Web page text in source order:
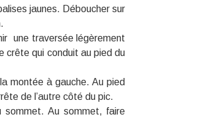
jaunes. Déboucher sur
une traversée légèrement
crête qui conduit au pied du
montée à gauche. Au pied
de l’autre côté du pic.
sommet. Au sommet, faire